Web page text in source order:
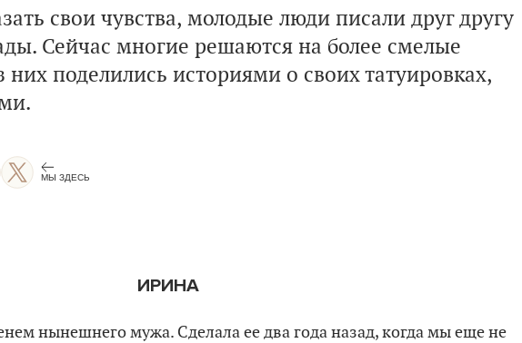
свои чувства, молодые люди писали друг другу
Сейчас многие решаются на более смелые
них поделились историями о своих татуировках,
МЫ ЗДЕСЬ
ИРИНА
нынешнего мужа. Сделала ее два года назад, когда мы еще не